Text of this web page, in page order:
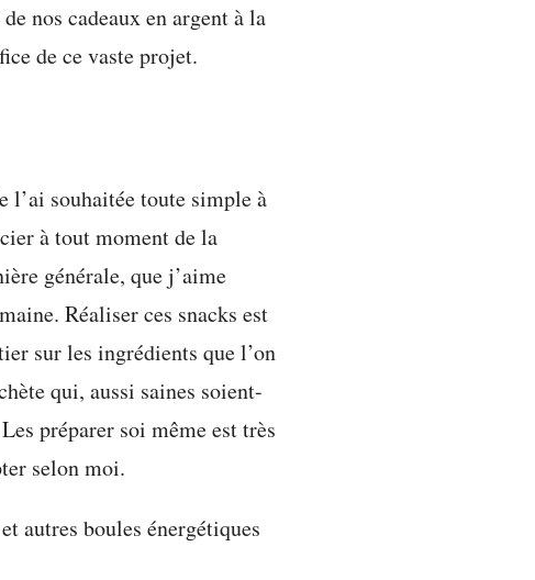
nos cadeaux en argent à la
de ce vaste projet.
l’ai souhaitée toute simple à
à tout moment de la
générale, que j’aime
Réaliser ces snacks est
sur les ingrédients que l’on
qui, aussi saines soient-
préparer soi même est très
selon moi.
autres boules énergétiques